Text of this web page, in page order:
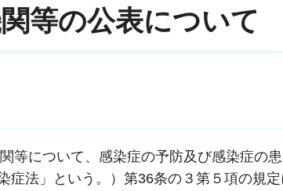
等の公表について
等について、感染症の予防及び感染症の
症法」という。）第36条の３第５項の規